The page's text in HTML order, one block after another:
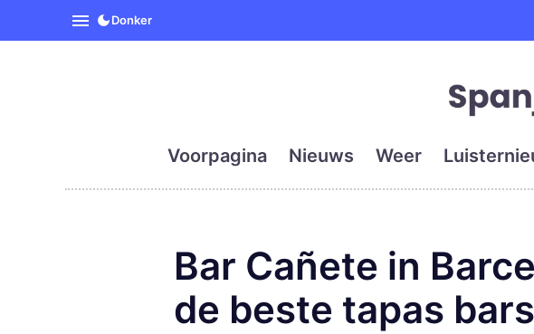
SpanjeVandaag is de eerste en
Donker
Voorpagina Nieuws Weer
Bar Cañete in
de beste tapas